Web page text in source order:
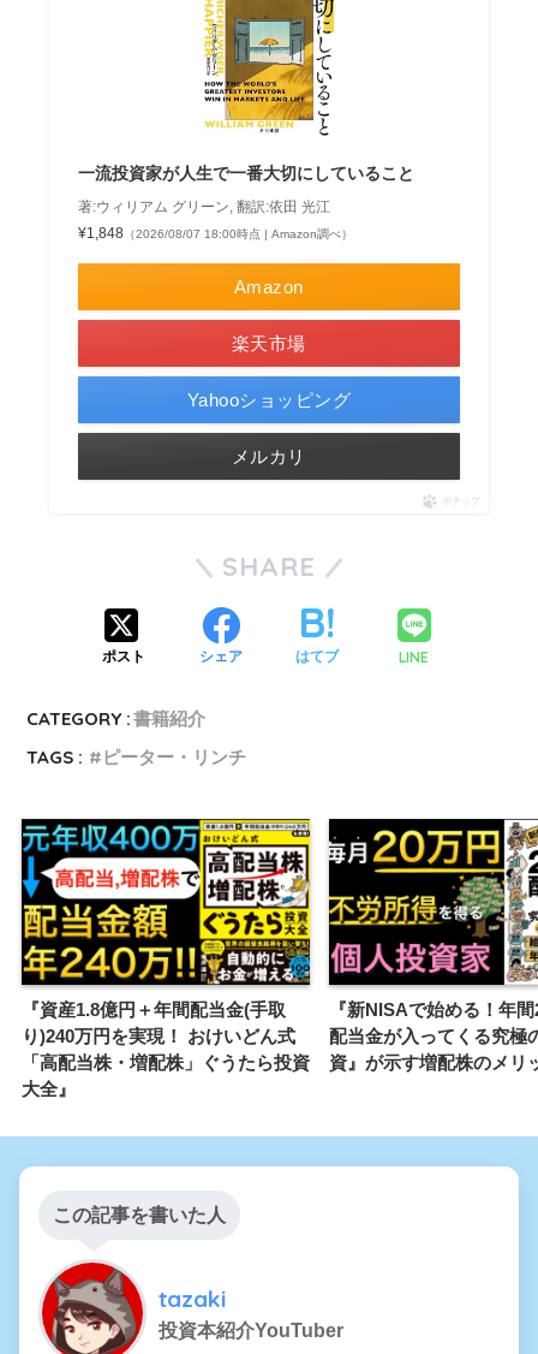
一流投資家が人生で一番大切にしていること
著:ウィリアム グリーン, 翻訳:依田 光江
¥1,848 （2026/08/07 18:00時点 | Amazon調べ）
Amazon
楽天市場
Yahooショッピング
メルカリ
ポチップ
SHARE
ポスト シェア はてブ LINE
CATEGORY :書籍紹介
TAGS :
ピーター・リンチ
『資産1.8億円＋年間配当金(手取
り)240万円を実現！ おけいどん式
「高配当株・増配株」ぐうたら投資
大全』
『新NISAで始める！年
配当金が入ってくる究極
資』が示す増配株のメリ
この記事を書いた人
tazaki
投資本紹介YouTuber